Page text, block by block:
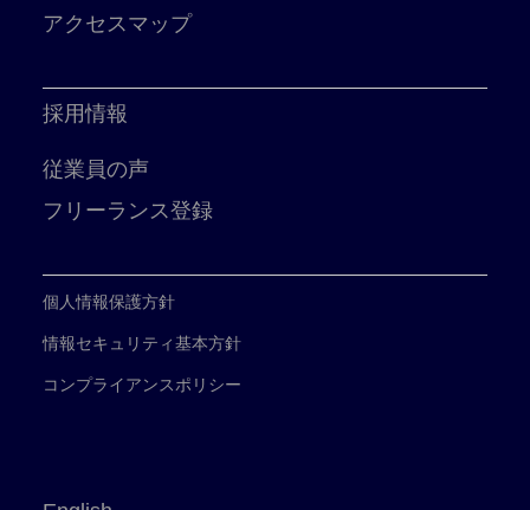
アクセスマップ
採用情報
従業員の声
フリーランス登録
個人情報保護方針
情報セキュリティ基本方針
コンプライアンスポリシー